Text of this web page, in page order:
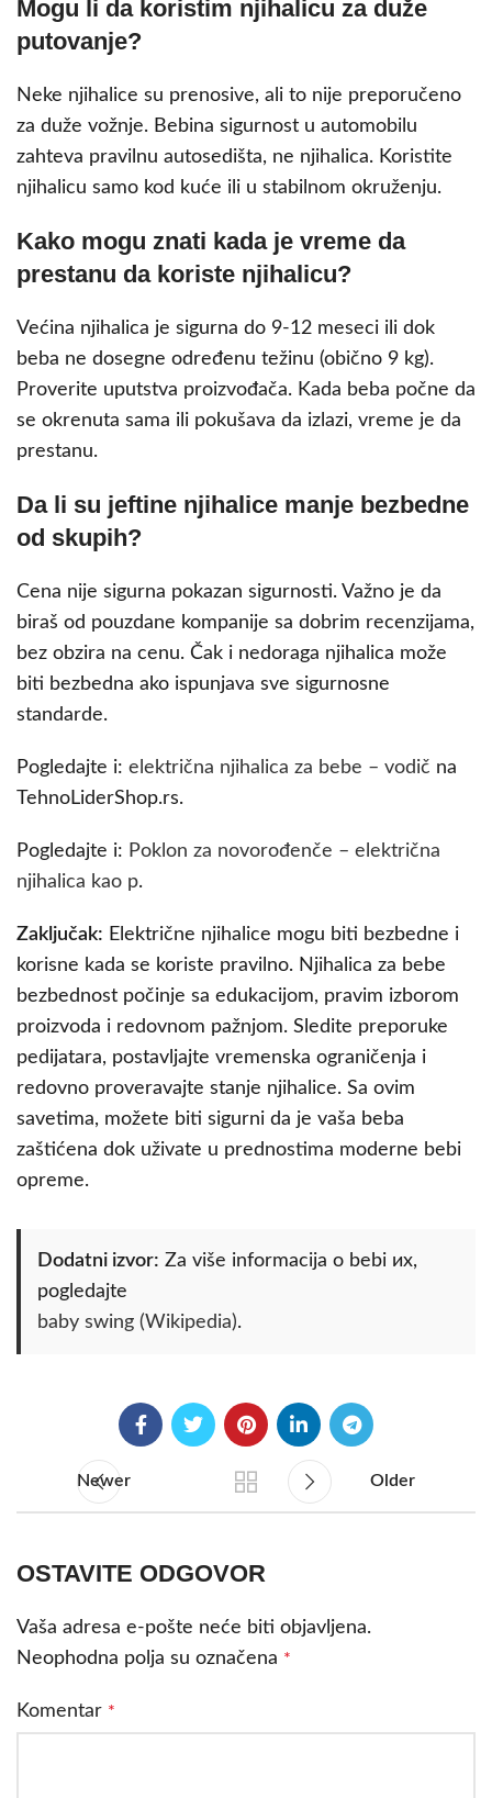
Mogu li da koristim njihalicu za duže
putovanje?
Neke njihalice su prenosive, ali to nije preporučeno
za duže vožnje. Bebina sigurnost u automobilu
zahteva pravilnu autosedišta, ne njihalica. Koristite
njihalicu samo kod kuće ili u stabilnom okruženju.
Kako mogu znati kada je vreme da
prestanu da koriste njihalicu?
Većina njihalica je sigurna do 9-12 meseci ili dok
beba ne dosegne određenu težinu (obično 9 kg).
Proverite uputstva proizvođača. Kada beba počne da
se okrenuta sama ili pokušava da izlazi, vreme je da
prestanu.
Da li su jeftine njihalice manje bezbedne
od skupih?
Cena nije sigurna pokazan sigurnosti. Važno je da
biraš od pouzdane kompanije sa dobrim recenzijama,
bez obzira na cenu. Čak i nedoraga njihalica može
biti bezbedna ako ispunjava sve sigurnosne
standarde.
Pogledajte i: električna njihalica za bebe – vodič na
TehnoLiderShop.rs.
Pogledajte i: Poklon za novorođenče – električna
njihalica kao p.
Zaključak: Električne njihalice mogu biti bezbedne i
korisne kada se koriste pravilno. Njihalica za bebe
bezbednost počinje sa edukacijom, pravim izborom
proizvoda i redovnom pažnjom. Sledite preporuke
pedijatara, postavljajte vremenska ograničenja i
redovno proveravajte stanje njihalice. Sa ovim
savetima, možete biti sigurni da je vaša beba
zaštićena dok uživate u prednostima moderne bebi
opreme.
Dodatni izvor: Za više informacija o bebi их,
pogledajte
baby swing (Wikipedia).
Newer Older
OSTAVITE ODGOVOR
Vaša adresa e-pošte neće biti objavljena.
Neophodna polja su označena *
Komentar *